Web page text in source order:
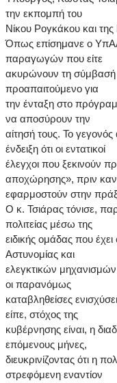
την εκπομπή του
Νίκου Ρογκάκου και
Όπως επίσημανε ο
παραγωγών που είτε
ακυρώνουν τη σύμβασή
προαπαιτούμενο για
την ένταξη στο
να αποσύρουν την
αίτησή τους. Το
ένδειξη ότι οι εντατικοί
έλεγχοι που ξεκινούν
αποχώρησης», πριν καν
εφαρμοστούν στην
Ο κ. Τσιάρας τόνισε,
πολιτείας μέσω της
ειδικής ομάδας που
Αστυνομίας και
ελεγκτικών
οι παρανόμως
καταβληθείσες
είπε, στόχος της
κυβέρνησης είναι, η
επόμενους μήνες,
διευκρινίζοντας ότι η
στρεφόμενη εναντίον